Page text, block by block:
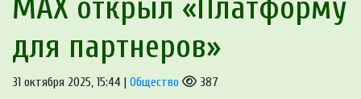
МАХ открыл «Платформу
для партнеров»
31 октября 2025, 15:44 | Общество 387